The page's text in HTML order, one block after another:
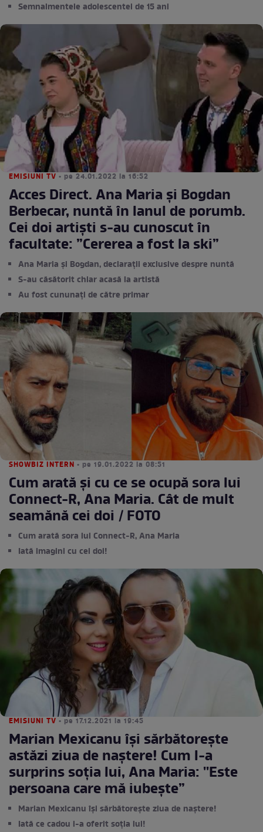
Semnalmentele adolescentei de 15 ani
EMISIUNI TV • pe 24.01.2022 la 16:52
Acces Direct. Ana Maria și Bogdan
Berbecar, nuntă în lanul de porumb.
Cei doi artiști s-au cunoscut în
facultate: ”Cererea a fost la ski”
Ana Maria și Bogdan, declarații exclusive despre nuntă
S-au căsătorit chiar acasă la artistă
Au fost cununați de către primar
SHOWBIZ INTERN • pe 19.01.2022 la 08:51
Cum arată și cu ce se ocupă sora lui
Connect-R, Ana Maria. Cât de mult
seamănă cei doi / FOTO
Cum arată sora lui Connect-R, Ana Maria
Iată imagini cu cei doi!
EMISIUNI TV • pe 17.12.2021 la 19:45
Marian Mexicanu își sărbătorește
astăzi ziua de naștere! Cum l-a
surprins soția lui, Ana Maria: ''Este
persoana care mă iubește”
Marian Mexicanu își sărbătorește ziua de naștere!
Iată ce cadou i-a oferit soția lui!